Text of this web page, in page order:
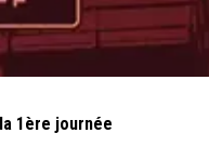
1ère journée